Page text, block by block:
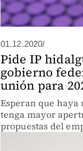
01.12.2020/
Pide IP
gobierno
unión para
Esperan que
tenga mayor
propuestas del